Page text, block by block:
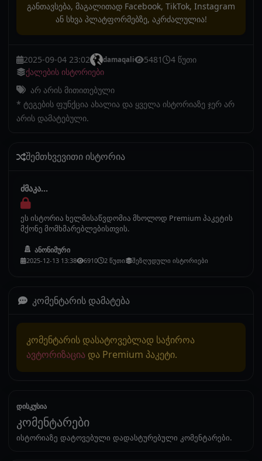
განთავსება, მაგალითად Facebook, TikTok, Instagram
ან სხვა პლატფორმებზე, აკრძალულია!
2025-09-04 23:02 damaqali 5481
4 წუთი
ქალების ისტორიები
არ არის მითითებული
* ტეგების ფუნქცია ახალია და ყველა ისტორიაზე ჯერ არ
არის დამატებული.
შემთხვევითი ისტორია
ძმაკა...
ეს ისტორია ხელმისაწვდომია მხოლოდ Premium პაკეტის
მქონე მომხმარებლებისთვის.
ანონიმური
2025-12-13 13:38 6910 2 წუთი შეზღუდული ისტორიები
კომენტარის დამატება
კომენტარის დასატოვებლად საჭიროა
ავტორიზაცია და Premium პაკეტი.
დისკუსია
კომენტარები
ისტორიაზე დატოვებული დადასტურებული კომენტარები.